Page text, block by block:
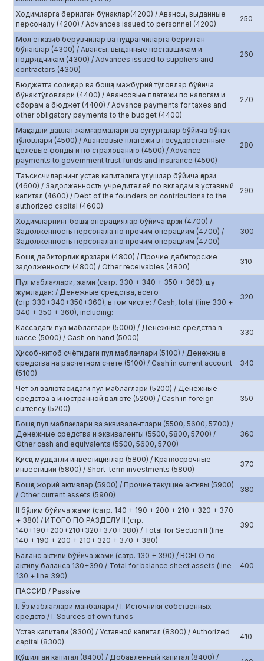
Ходимларга берилган бўнаклар(4200) / Авансы, выданные
персоналу (4200) / Advances issued to personnel (4200)
250
Мол етказиб берувчилар ва пудратчиларга берилган
бўнаклар (4300) / Авансы, выданные поставщикам и
подрядчикам (4300) / Advances issued to suppliers and
contractors (4300)
260
Бюджетга солиқлар ва бошқа мажбурий тўловлар бўйича
бўнак тўловлари (4400) / Авансовые платежи по налогам и
сборам а бюджет (4400) / Advance payments for taxes and
other obligatory payments to the budget (4400)
270
Мақсадли давлат жамғармалари ва суғурталар бўйича бўнак
тўловлари (4500) / Авансовые платежи в государственные
целевые фонды и по страхованию (4500) / Advance
payments to government trust funds and insurance (4500)
280
Таъсисчиларнинг устав капиталига улушлар бўйича қарзи
(4600) / Задолженность учредителей по вкладам в уставный
капитал (4600) / Debt of the founders on contributions to the
authorized capital (4600)
290
Ходимларнинг бошқа операциялар бўйича қарзи (4700) /
Задолженность персонала по прочим операциям (4700) /
Задолженность персонала по прочим операциям (4700)
300
Бошқа дебиторлик қарзлари (4800) / Прочие дебиторские
задолженности (4800) / Other receivables (4800)
310
Пул маблағлари, жами (сатр. 330 + 340 + 350 + 360), шу
жумладан: / Денежные средства, всего
(стр.330+340+350+360), в том числе: / Cash, total (line 330 +
340 + 350 + 360), including:
320
Кассадаги пул маблағлари (5000) / Денежные средства в
кассе (5000) / Cash on hand (5000)
330
Ҳисоб-китоб счётидаги пул маблағлари (5100) / Денежные
средства на расчетном счете (5100) / Cash in current account
(5100)
340
Чет эл валютасидаги пул маблағлари (5200) / Денежные
средства а иностранной валюте (5200) / Cash in foreign
currency (5200)
350
Бошқа пул маблағлари ва эквивалентлари (5500, 5600, 5700) /
Денежные средства и эквиваленты (5500, 5800, 5700) /
Other cash and equivalents (5500, 5600, 5700)
360
Қисқа муддатли инвестициялар (5800) / Краткосрочные
инвестиции (5800) / Short-term investments (5800)
370
Бошқа жорий активлар (5900) / Прочие текущие активы (5900)
/ Other current assets (5900)
380
II бўлим бўйича жами (сатр. 140 + 190 + 200 + 210 + 320 + 370
+ 380) / ИТОГО ПО РАЗДЕЛУ II (стр.
140+190+200+210+320+370+380) / Total for Section II (line
140 + 190 + 200 + 210+ 320 + 370 + 380)
390
Баланс активи бўйича жами (сатр. 130 + 390) / ВСЕГО по
активу баланса 130+390 / Total for balance sheet assets (line
130 + line 390)
400
ПАССИВ / Passive
I. Ўз маблағлари манбалари / I. Источники собственных
средств / I. Sources of own funds
Устав капитали (8300) / Уставной капитал (8300) / Authorized
capital (8300)
410
Қўшилган капитал (8400) / Добавленный капитал (8400) /